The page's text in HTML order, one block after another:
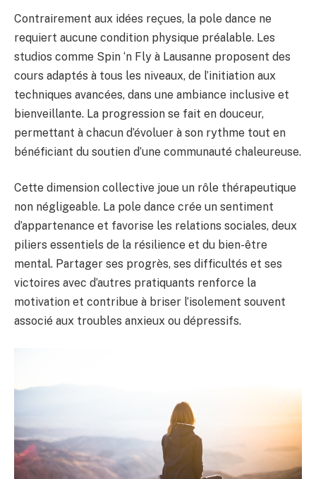
Contrairement aux idées reçues, la pole dance ne
requiert aucune condition physique préalable. Les
studios comme Spin ‘n Fly à Lausanne proposent des
cours adaptés à tous les niveaux, de l’initiation aux
techniques avancées, dans une ambiance inclusive et
bienveillante. La progression se fait en douceur,
permettant à chacun d’évoluer à son rythme tout en
bénéficiant du soutien d’une communauté chaleureuse.
Cette dimension collective joue un rôle thérapeutique
non négligeable. La pole dance crée un sentiment
d’appartenance et favorise les relations sociales, deux
piliers essentiels de la résilience et du bien-être
mental. Partager ses progrès, ses difficultés et ses
victoires avec d’autres pratiquants renforce la
motivation et contribue à briser l’isolement souvent
associé aux troubles anxieux ou dépressifs.